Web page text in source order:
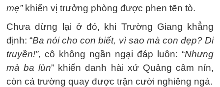
mẹ”khiến vị trưởng phòng được phen tẽn tò.
Chưa dừng lại ở đó, khi Trường Giang khẳng
định: “Ba nói cho con biết, vì sao mà con đẹp? Di
truyền!”, cô không ngần ngại đáp luôn: “Nhưng
mà ba lùn” khiến danh hài xứ Quảng câm nín,
còn cả trường quay được trận cười nghiêng ngả.